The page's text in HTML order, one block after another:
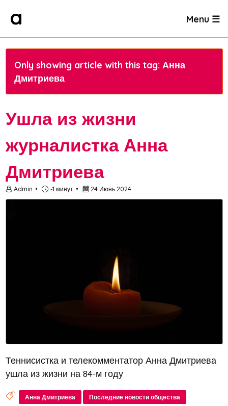
Menu ☰
Only showing article with this tag: Анна
Дмитриева
Ушла из жизни
журналистка Анна
Дмитриева
Admin ~1 минут 24 Июнь 2024
Теннисистка и телекомментатор Анна Дмитриева
ушла из жизни на 84-м году
Анна Дмитриева Последние новости общества